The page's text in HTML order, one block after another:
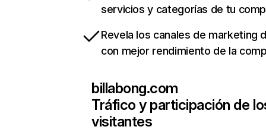
servicios y categorías de tu
Revela los canales de marketing
con mejor rendimiento de la
billabong.com
Tráfico y participación de
visitantes